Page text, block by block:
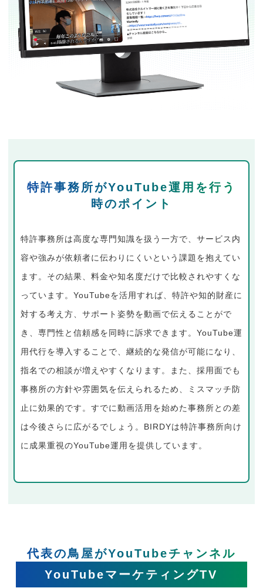
特許事務所がYouTube運用を行う
時のポイント
特許事務所は高度な専門知識を扱う一方で、サービス内
容や強みが依頼者に伝わりにくいという課題を抱えてい
ます。その結果、料金や知名度だけで比較されやすくな
っています。YouTubeを活用すれば、特許や知的財産に
対する考え方、サポート姿勢を動画で伝えることがで
き、専門性と信頼感を同時に訴求できます。YouTube運
用代行を導入することで、継続的な発信が可能になり、
指名での相談が増えやすくなります。また、採用面でも
事務所の方針や雰囲気を伝えられるため、ミスマッチ防
止に効果的です。すでに動画活用を始めた事務所との差
は今後さらに広がるでしょう。BIRDYは特許事務所向け
に成果重視のYouTube運用を提供しています。
代表の鳥屋がYouTubeチャンネル
YouTubeマーケティングTV